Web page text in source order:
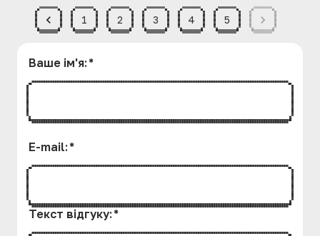
1 2 3 4 5
Ваше iм'я: *
E-mail: *
Текст вiдгуку: *